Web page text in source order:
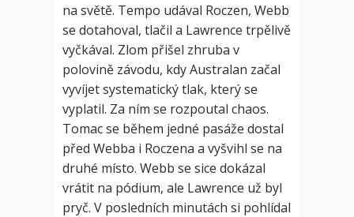
na světě. Tempo udával Roczen, Webb
se dotahoval, tlačil a Lawrence trpělivě
vyčkával. Zlom přišel zhruba v
polovině závodu, kdy Australan začal
vyvíjet systematický tlak, který se
vyplatil. Za ním se rozpoutal chaos.
Tomac se během jedné pasáže dostal
před Webba i Roczena a vyšvihl se na
druhé místo. Webb se sice dokázal
vrátit na pódium, ale Lawrence už byl
pryč. V posledních minutách si pohlídal